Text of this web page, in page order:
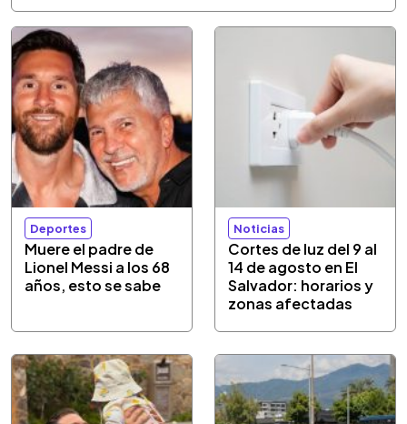
Deportes
Muere el padre de
Lionel Messi a los 68
años, esto se sabe
Noticias
Cortes de luz del 9 al
14 de agosto en El
Salvador: horarios y
zonas afectadas